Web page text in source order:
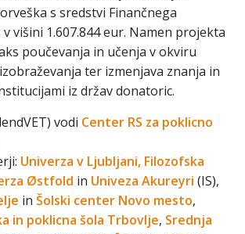
s sredstvi Finančnega
v višini 1.607.844 eur. Namen projekta
poučevanja in učenja v okviru
ter izmenjava znanja in
iz držav donatoric.
vodi Center RS za poklicno
Univerza v Ljubljani, Filozofska
Østfold in Univeza Akureyri (IS),
in Šolski center Novo mesto,
in poklicna šola Trbovlje, Srednja